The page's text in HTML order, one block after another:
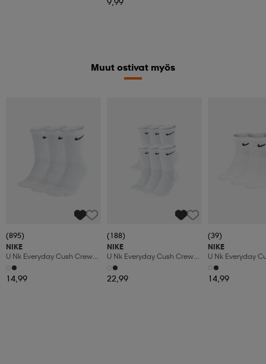
Muut ostivat myös
(895)
NIKE
U Nk Everyday Cush Crew
3pr
14,99
(188)
NIKE
U Nk Everyday Cush Crew
6pr-Bd
22,99
(39)
NIKE
U Nk Everyday
3pr
14,99